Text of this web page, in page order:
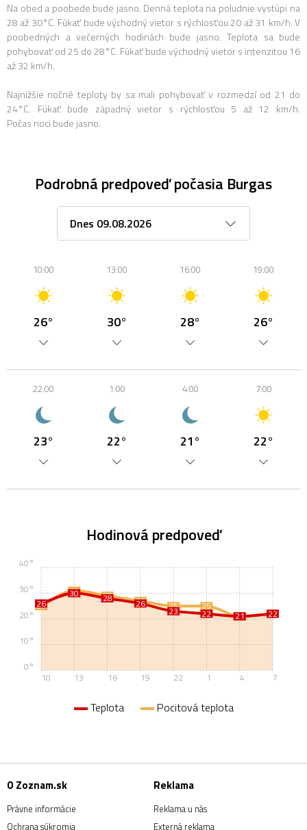
Na obed a poobede bude jasno. Denná teplota na poludnie vystúpi na
28 až 30°C. Fúkať bude východný vietor s rýchlosťou 20 až 31 km/h. V
poobedných a večerných hodinách bude jasno. Teplota sa bude
pohybovať od 25 do 28°C. Fúkať bude východný vietor s intenzitou 16
až 32 km/h.
Najnižšie nočné teploty by sa mali pohybovať v rozmedzí od 21 do
24°C. Fúkať bude západný vietor s rýchlosťou 5 až 12 km/h.
Počas noci bude jasno.
Podrobná predpoveď počasia Burgas
10:00
26°
13:00
30°
16:00
28°
19:00
26°
22:00
23°
1:00
22°
4:00
21°
7:00
22°
Hodinová predpoveď
25
31 29 27 25 25
21 22
26
30 28 26
23 22 21 22
10 13 16 19 22 1 4 7
0°
10°
20°
30°
40°
Teplota Pocitová teplota
O Zoznam.sk
Právne informácie
Ochrana súkromia
Reklama
Reklama u nás
Externá reklama